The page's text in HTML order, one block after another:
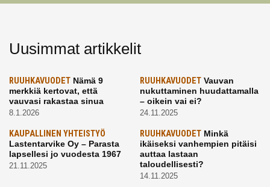
Uusimmat artikkelit
RUUHKAVUODET Nämä 9
merkkiä kertovat, että
vauvasi rakastaa sinua
8.1.2026
RUUHKAVUODETVauvan
nukuttaminen huudattamalla
– oikein vai ei?
24.11.2025
KAUPALLINEN YHTEISTYÖ
Lastentarvike Oy – Parasta
lapsellesi jo vuodesta 1967
21.11.2025
RUUHKAVUODETMinkä
ikäiseksi vanhempien pitäisi
auttaa lastaan
taloudellisesti?
14.11.2025